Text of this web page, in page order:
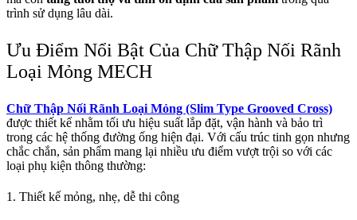
trình sử dụng lâu dài.
Ưu Điểm Nổi Bật Của Chữ Thập Nối Rãnh
Loại Mỏng MECH
Chữ Thập Nối Rãnh Loại Mỏng (Slim Type Grooved Cross)
được thiết kế nhằm tối ưu hiệu suất lắp đặt, vận hành và bảo trì
trong các hệ thống đường ống hiện đại. Với cấu trúc tinh gọn nhưng
chắc chắn, sản phẩm mang lại nhiều ưu điểm vượt trội so với các
loại phụ kiện thông thường:
1. Thiết kế mỏng, nhẹ, dễ thi công